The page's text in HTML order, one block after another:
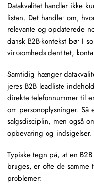
Datakvalitet handler ikke
listen. Det handler om,
relevante og opdaterede
dansk B2B-kontekst bør I
virksomhedsidentitet,
Samtidig hænger
jeres B2B leadliste
direkte telefonnummer til
om personoplysninger. Så
salgsdisciplin, men også
opbevaring og indsigelser.
Typiske tegn på, at en
bruges, er ofte de samme
problemer: